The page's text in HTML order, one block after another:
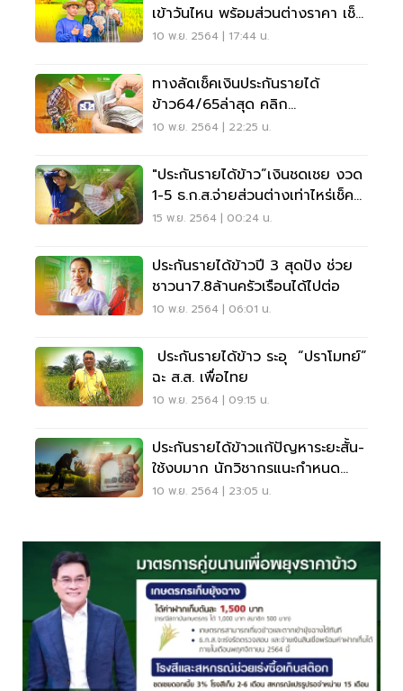
เข้าวันไหน พร้อมส่วนต่างราคา เช็ค
ที่นี่
10 พ.ย. 2564 | 17:44 น.
ทางลัดเช็คเงินประกันรายได้
ข้าว64/65ล่าสุด คลิก
Chongkho.inbaac.com
10 พ.ย. 2564 | 22:25 น.
"ประกันรายได้ข้าว”เงินชดเชย งวด
1-5 ธ.ก.ส.จ่ายส่วนต่างเท่าไหร่เช็คที่
นี่
15 พ.ย. 2564 | 00:24 น.
ประกันรายได้ข้าวปี 3 สุดปัง ช่วย
ชาวนา7.8ล้านครัวเรือนได้ไปต่อ
10 พ.ย. 2564 | 06:01 น.
ประกันรายได้ข้าว ระอุ “ปราโมทย์”
ฉะ ส.ส. เพื่อไทย
10 พ.ย. 2564 | 09:15 น.
ประกันรายได้ข้าวแก้ปัญหาระยะสั้น-
ใช้งบมาก นักวิชากรแนะกำหนด
เพดานให้ชัด
10 พ.ย. 2564 | 23:05 น.